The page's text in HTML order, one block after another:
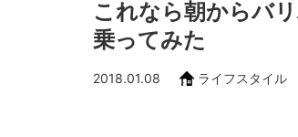
これなら朝からバ
乗ってみた
2018.01.08 ライフスタイル